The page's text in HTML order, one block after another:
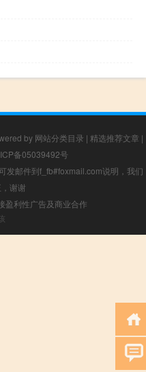
by 网站分类目录 | 精选推荐文章 |
备05039492号
发邮件到f_fb#foxmail.com说明，我们
谢谢
盈利性广告及商业合作